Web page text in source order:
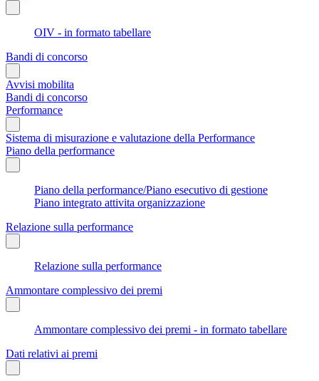
OIV - in formato tabellare
Bandi di concorso
Avvisi mobilita
Bandi di concorso
Performance
Sistema di misurazione e valutazione della Performance
Piano della performance
Piano della performance/Piano esecutivo di gestione
Piano integrato attivita organizzazione
Relazione sulla performance
Relazione sulla performance
Ammontare complessivo dei premi
Ammontare complessivo dei premi - in formato tabellare
Dati relativi ai premi